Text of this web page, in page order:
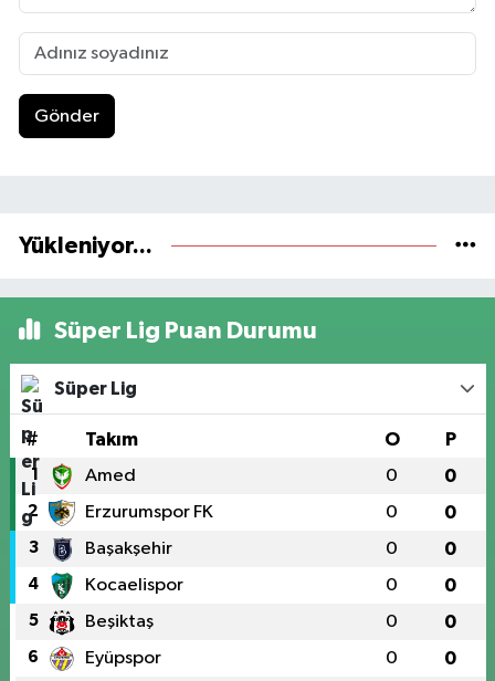
Gönder
Yükleniyor...
Süper Lig Puan Durumu
Süper Lig
# Takım O P
1 Amed 0 0
2 Erzurumspor FK 0 0
3 Başakşehir 0 0
4 Kocaelispor 0 0
5 Beşiktaş 0 0
6 Eyüpspor 0 0